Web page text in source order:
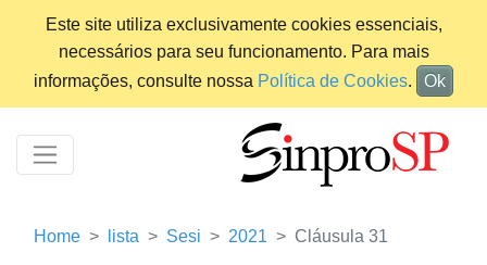
Este site utiliza exclusivamente cookies essenciais,
necessários para seu funcionamento. Para mais
informações, consulte nossa Política de Cookies. Ok
Home lista Sesi 2021 Cláusula 31